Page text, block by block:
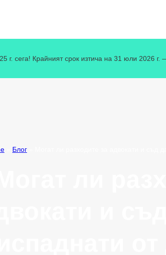
г. сега! Крайният срок изтича на 31 юли 2026
Блог